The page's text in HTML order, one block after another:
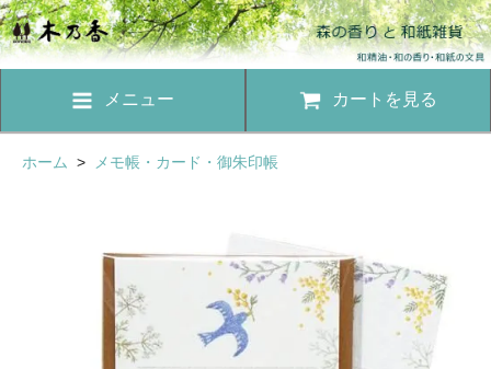
メニュー カートを見る
ホーム > メモ帳・カード・御朱印帳